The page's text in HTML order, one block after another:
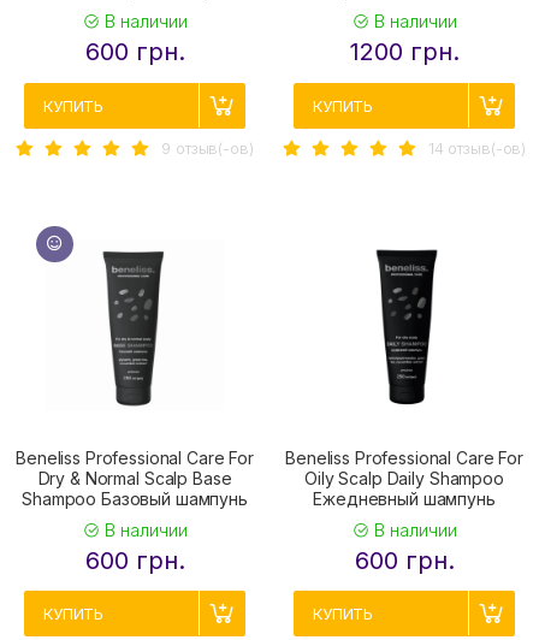
В наличии
600 грн.
КУПИТЬ
9 отзыв(-ов)
В наличии
1200 грн.
КУПИТЬ
14 отзыв(-ов)
Beneliss Professional Care For
Dry & Normal Scalp Base
Shampoo Базовый шампунь
В наличии
600 грн.
КУПИТЬ
Beneliss Professional Care For
Oily Scalp Daily Shampoo
Ежедневный шампунь
В наличии
600 грн.
КУПИТЬ